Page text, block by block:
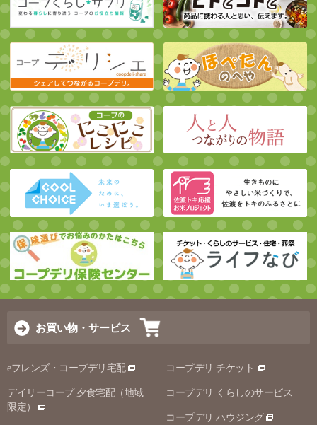
お買い物・サービス
eフレンズ・コープデリ宅配
デイリーコープ 夕食宅配（地域
限定）
コープデリ チケット
コープデリ くらしのサービス
コープデリ ハウジング